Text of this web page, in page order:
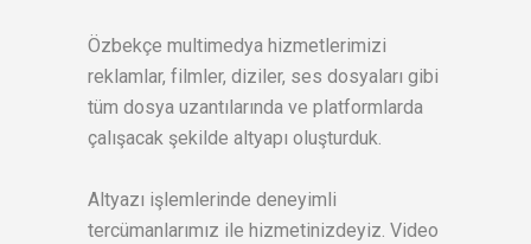
Özbekçe multimedya hizmetlerimizi
reklamlar, filmler, diziler, ses dosyaları gibi
tüm dosya uzantılarında ve platformlarda
çalışacak şekilde altyapı oluşturduk.
Altyazı işlemlerinde deneyimli
tercümanlarımız ile hizmetinizdeyiz. Video